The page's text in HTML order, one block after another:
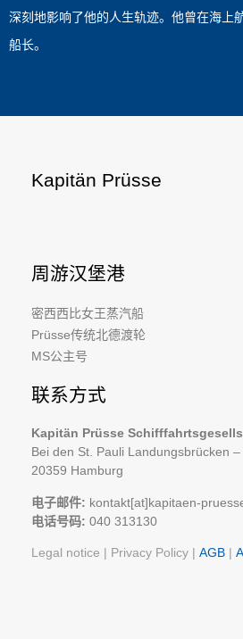
深刻地影响了他的人生轨迹。他曾在海上
船长。
Kapitän Prüsse
周游汉堡港
密西西比女王蒸汽船
Prüsse传统北德渡轮
MS公主号
联系方式
Kapitän Prüsse
Bei den St. Pauli Landungsbrücken
20359 Hamburg
电子邮件: kontakt[at]kapitaen-
电话号码: 040 313130
Legal notice | Privacy Policy | AGB |